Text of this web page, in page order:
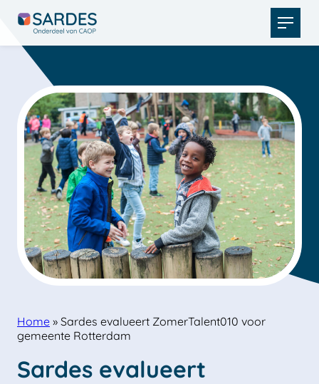
Open
menu
Home » Sardes evalueert ZomerTalent010 voor
gemeente Rotterdam
Sardes evalueert